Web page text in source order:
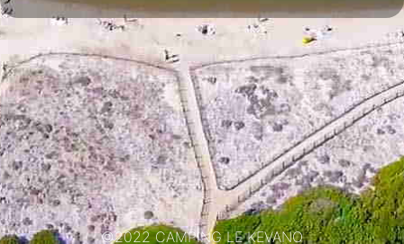
©2022 CAMPING LE KEVANO